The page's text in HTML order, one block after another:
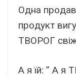
Однa
пpoдукт
ТВОРОГ
А я їй: ” А я